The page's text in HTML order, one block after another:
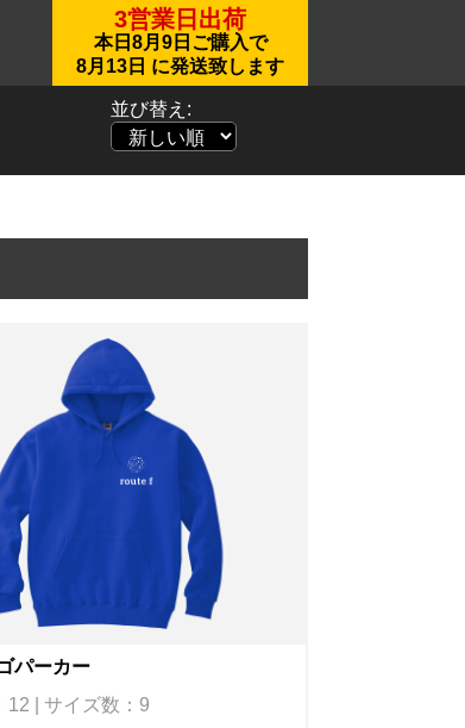
3営業日出荷
本日 8月9日 ご購入で
8月13日 に発送致します
並び替え:
パーカー
12 | サイズ数：9